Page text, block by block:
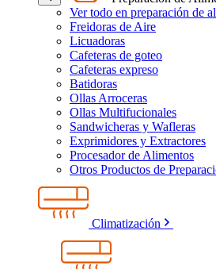
Ver todo en preparación de
Freidoras de Aire
Licuadoras
Cafeteras de goteo
Cafeteras expreso
Batidoras
Ollas Arroceras
Ollas Multifucionales
Sandwicheras y Wafleras
Exprimidores y Extractores
Procesador de Alimentos
Otros Productos de
Climatización